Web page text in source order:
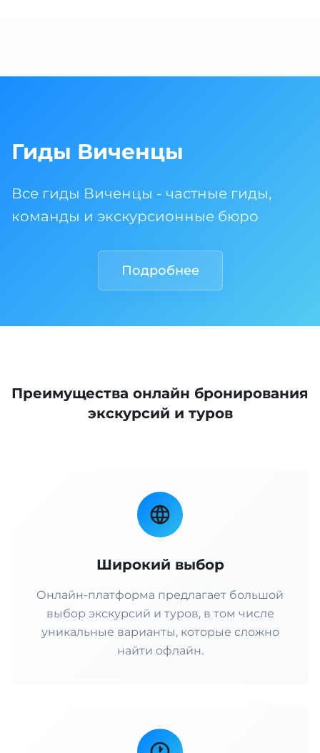
Гиды Виченцы
Все гиды Виченцы - частные гиды,
команды и экскурсионные бюро
Подробнее
Преимущества онлайн бронирования
экскурсий и туров
Широкий выбор
Онлайн-платформа предлагает большой
выбор экскурсий и туров, в том числе
уникальные варианты, которые сложно
найти офлайн.